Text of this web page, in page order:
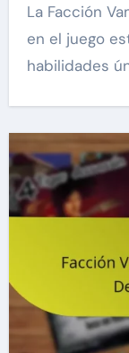
La Facción Vampírica es una entidad poderosa
en el juego
habilidades